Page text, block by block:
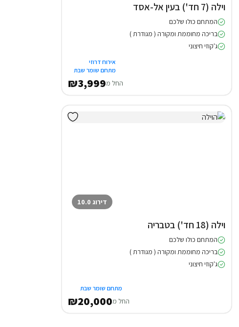
וילה (7 חד') בעין אל-אסד
המתחם כולו שלכם
בריכה מחוממת ומקורה ( מגודרת )
ג'קוזי חיצוני
אירוח דרוזי
מתחם שומר שבת
החל מ₪3,999
דירוג 10.0
וילה (18 חד') בטבריה
המתחם כולו שלכם
בריכה מחוממת ומקורה ( מגודרת )
ג'קוזי חיצוני
מתחם שומר שבת
החל מ₪20,000